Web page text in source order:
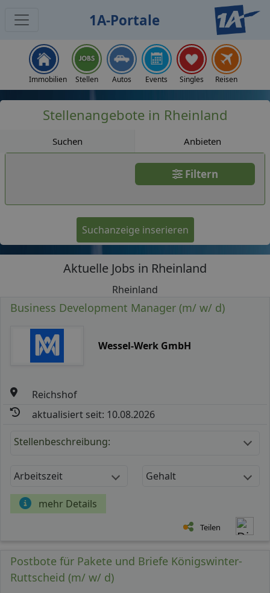
1A-Portale
Immobilien Stellen Autos Events Singles Reisen
Stellenangebote in Rheinland
Suchen Anbieten
Filtern
Suchanzeige inserieren
Aktuelle Jobs in Rheinland
Rheinland
Business Development Manager (m/ w/ d)
Wessel-Werk GmbH
Reichshof
aktualisiert seit: 10.08.2026
Stellenbeschreibung:
Arbeitszeit Gehalt
mehr Details
Teilen
Postbote für Pakete und Briefe Königswinter-
Ruttscheid (m/ w/ d)